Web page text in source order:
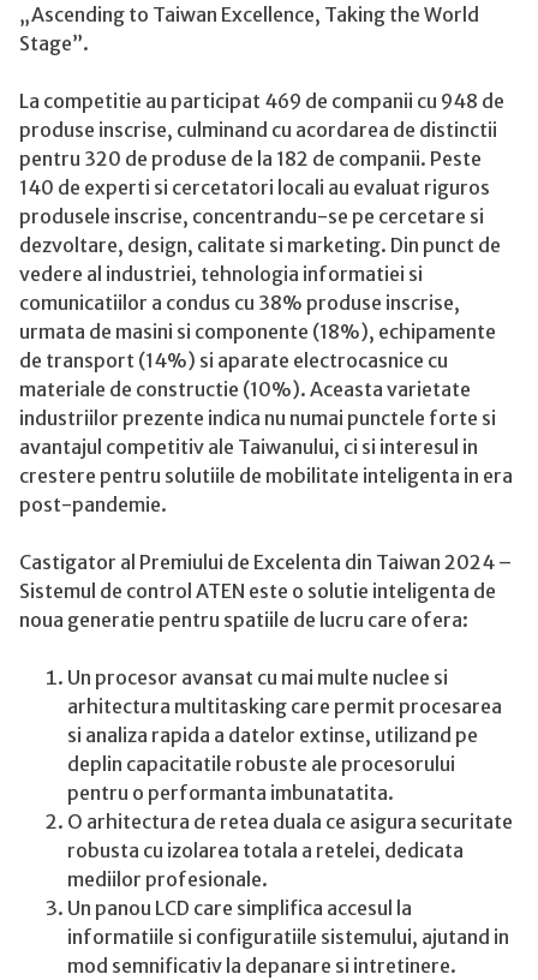
„Ascending to Taiwan Excellence, Taking the World
Stage”.
La competitie au participat 469 de companii cu 948 de
produse inscrise, culminand cu acordarea de distinctii
pentru 320 de produse de la 182 de companii. Peste
140 de experti si cercetatori locali au evaluat riguros
produsele inscrise, concentrandu-se pe cercetare si
dezvoltare, design, calitate si marketing. Din punct de
vedere al industriei, tehnologia informatiei si
comunicatiilor a condus cu 38% produse inscrise,
urmata de masini si componente (18%), echipamente
de transport (14%) si aparate electrocasnice cu
materiale de constructie (10%). Aceasta varietate
industriilor prezente indica nu numai punctele forte si
avantajul competitiv ale Taiwanului, ci si interesul in
crestere pentru solutiile de mobilitate inteligenta in era
post-pandemie.
Castigator al Premiului de Excelenta din Taiwan 2024 –
Sistemul de control ATEN este o solutie inteligenta de
noua generatie pentru spatiile de lucru care ofera:
Un procesor avansat cu mai multe nuclee si
arhitectura multitasking care permit procesarea
si analiza rapida a datelor extinse, utilizand pe
deplin capacitatile robuste ale procesorului
pentru o performanta imbunatatita.
O arhitectura de retea duala ce asigura securitate
robusta cu izolarea totala a retelei, dedicata
mediilor profesionale.
Un panou LCD care simplifica accesul la
informatiile si configuratiile sistemului, ajutand in
mod semnificativ la depanare si intretinere.